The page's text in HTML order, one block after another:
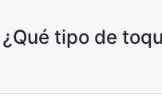
¿Qué tipo de